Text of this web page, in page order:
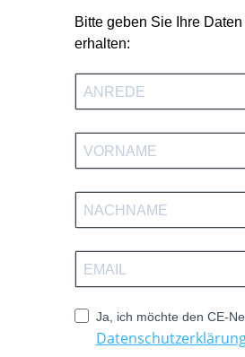
Bitte geben Sie Ihre
erhalten:
Ja, ich möchte den CE-